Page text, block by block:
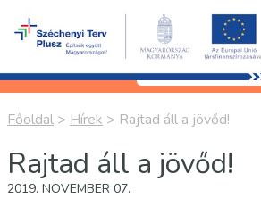
Főoldal > Hírek > Rajtad áll a jövőd!
Rajtad áll a jövőd!
2019. NOVEMBER 07.